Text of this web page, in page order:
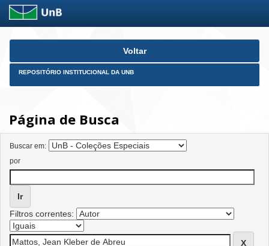
Skip
Voltar
REPOSITÓRIO INSTITUCIONAL DA UNB
Página de Busca
Buscar em:
por
Filtros correntes: